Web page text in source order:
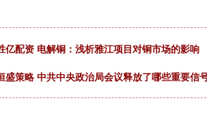
亿配资 电解铜：浅析雅江项目对铜市场的影响
盛策略 中共中央政治局会议释放了哪些重要信